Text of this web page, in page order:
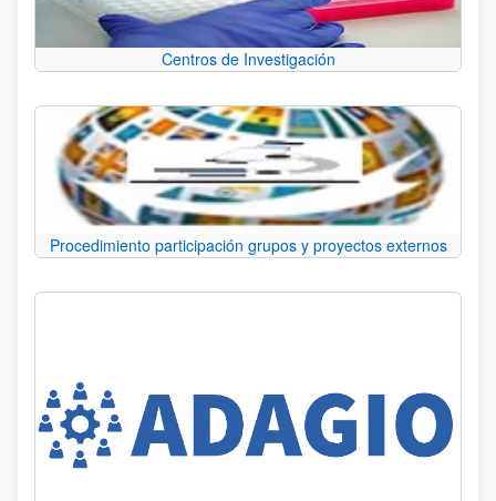
Centros de Investigación
Procedimiento participación grupos y proyectos externos